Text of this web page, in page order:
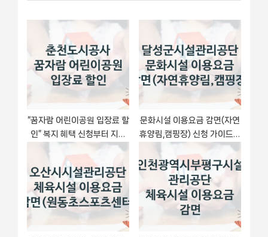
이
s
s
o
:
“꿈자람 어린이공원 입장료 할
인” 복지 혜택 신청부터 지급
까지 – 춘천도시공사 지원 정
문화시설 이용요금 감면(자연
휴양림,캠핑장) 신청 가이드 –
달성군시설관리공단 복지 지
원 혜택 정리